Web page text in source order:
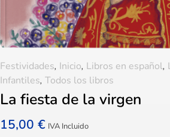
La fiesta de la virgen
15,00€ IVA Incluido
Festividades, Inicio, Libros en español,
Infantiles,Todos los libros